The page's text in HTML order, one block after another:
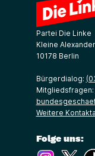
Partei Die Linke
Kleine
10178 Berlin
Bürgerdialog:
Mitgliedsfragen:
Weitere
Folge uns:
(Link